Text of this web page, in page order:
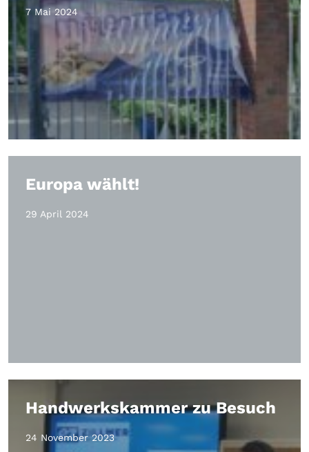
7 Mai 2024
Europa wählt!
29 April 2024
Handwerkskammer zu Besuch
24 November 2023